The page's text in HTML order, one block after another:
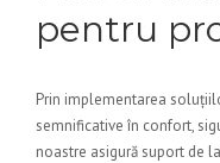
pentru
Prin implementarea
semnificative în confort,
noastre asigură suport de